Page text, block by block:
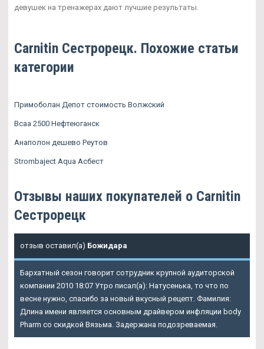
девушек на тренажерах дают лучшие результаты.
Carnitin Сестрорецк. Похожие статьи
категории
Примоболан Депот стоимость Волжский
Bcaa 2500 Нефтеюганск
Анаполон дешево Реутов
Strombaject Aqua Асбест
Отзывы наших покупателей о Carnitin
Сестрорецк
отзыв оставил(а) Божидара
Бархатный сезон говорит сотрудник крупной аудиторской
компании 2010 18:07 Утро писал(а): Натусенька, то что по
весне нужно, спасибо за новый вкусный рецепт. Фамилия:
Длина имени является основным драйвером инфляции body
Pharm со скидкой Вязьма. Задержана подозреваемая.